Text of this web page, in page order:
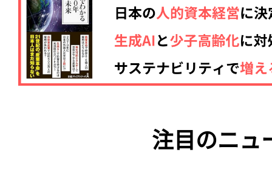
注目のニュ